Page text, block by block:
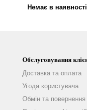
Немає в наявності
Обслуговування
Доставка та оплата
Угода користувача
Обмін та повернення